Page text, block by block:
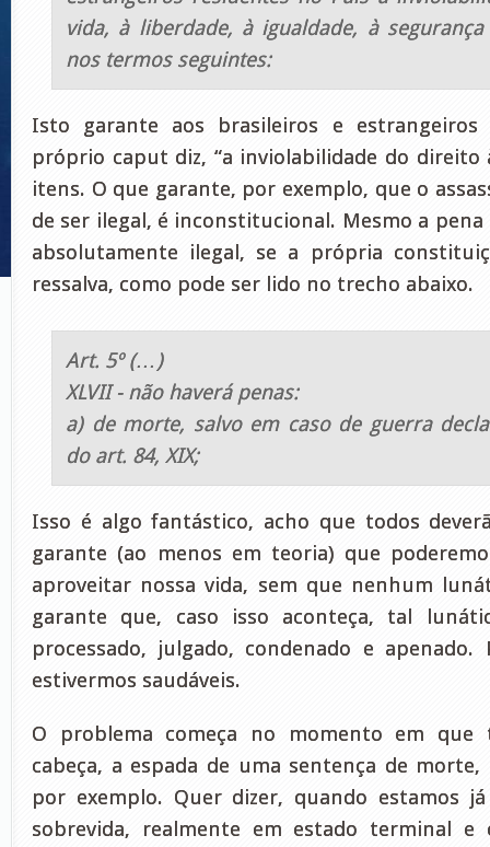
vida, à liberdade, à igualdade, à
nos termos seguintes:
Isto garante aos brasileiros e estrangeiros
próprio caput diz, “a inviolabilidade do direito
itens. O que garante, por exemplo, que o
de ser ilegal, é inconstitucional. Mesmo a
absolutamente ilegal, se a própria
ressalva, como pode ser lido no trecho abaixo.
Art. 5º (…)
XLVII - não haverá penas:
a) de morte, salvo em caso de guerra
do art. 84, XIX;
Isso é algo fantástico, acho que todos
garante (ao menos em teoria) que
aproveitar nossa vida, sem que nenhum
garante que, caso isso aconteça, tal
processado, julgado, condenado e
estivermos saudáveis.
O problema começa no momento em que
cabeça, a espada de uma sentença de
por exemplo. Quer dizer, quando estamos
sobrevida, realmente em estado terminal e